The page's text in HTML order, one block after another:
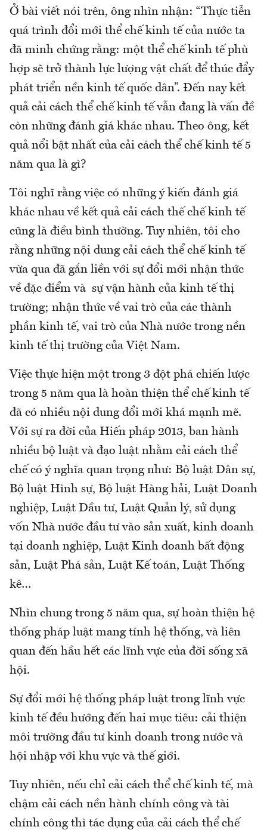
Ở bài viết nói trên, ông nhìn nhận: “Thực tiễn
quá trình đổi mới thể chế kinh tế của nước ta
đã minh chứng rằng: một thể chế kinh tế phù
hợp sẽ trở thành lực lượng vật chất để thúc đẩy
phát triển nền kinh tế quốc dân”. Đến nay kết
quả cải cách thể chế kinh tế vẫn đang là vấn đề
còn những đánh giá khác nhau. Theo ông, kết
quả nổi bật nhất của cải cách thể chế kinh tế 5
năm qua là gì?
Tôi nghĩ rằng việc có những ý kiến đánh giá
khác nhau về kết quả cải cách thế chế kinh tế
cũng là điều bình thường. Tuy nhiên, tôi cho
rằng những nội dung cải cách thể chế kinh tế
vừa qua đã gắn liền với sự đổi mới nhận thức
về đặc điểm và sự vận hành của kinh tế thị
trường; nhận thức về vai trò của các thành
phần kinh tế, vai trò của Nhà nước trong nền
kinh tế thị trường của Việt Nam.
Việc thực hiện một trong 3 đột phá chiến lược
trong 5 năm qua là hoàn thiện thể chế kinh tế
đã có nhiều nội dung đổi mới khá mạnh mẽ.
Với sự ra đời của Hiến pháp 2013, ban hành
nhiều bộ luật và đạo luật nhằm cải cách thể
chế có ý nghĩa quan trọng như: Bộ luật Dân sự,
Bộ luật Hình sự, Bộ luật Hàng hải, Luật Doanh
nghiệp, Luật Dầu tư, Luật Quản lý, sử dụng
vốn Nhà nước đầu tư vào sản xuất, kinh doanh
tại doanh nghiệp, Luật Kinh doanh bất động
sản, Luật Phá sản, Luật Kế toán, Luật Thống
kê…
Nhìn chung trong 5 năm qua, sự hoàn thiện hệ
thống pháp luật mang tính hệ thống, và liên
quan đến hầu hết các lĩnh vực của đời sống xã
hội.
Sự đổi mới hệ thống pháp luật trong lĩnh vực
kinh tế đều hướng đến hai mục tiêu: cải thiện
môi trường đầu tư kinh doanh trong nước và
hội nhập với khu vực và thế giới.
Tuy nhiên, nếu chỉ cải cách thể chế kinh tế, mà
chậm cải cách nền hành chính công và tài
chính công thì tác dụng của cải cách thể chế